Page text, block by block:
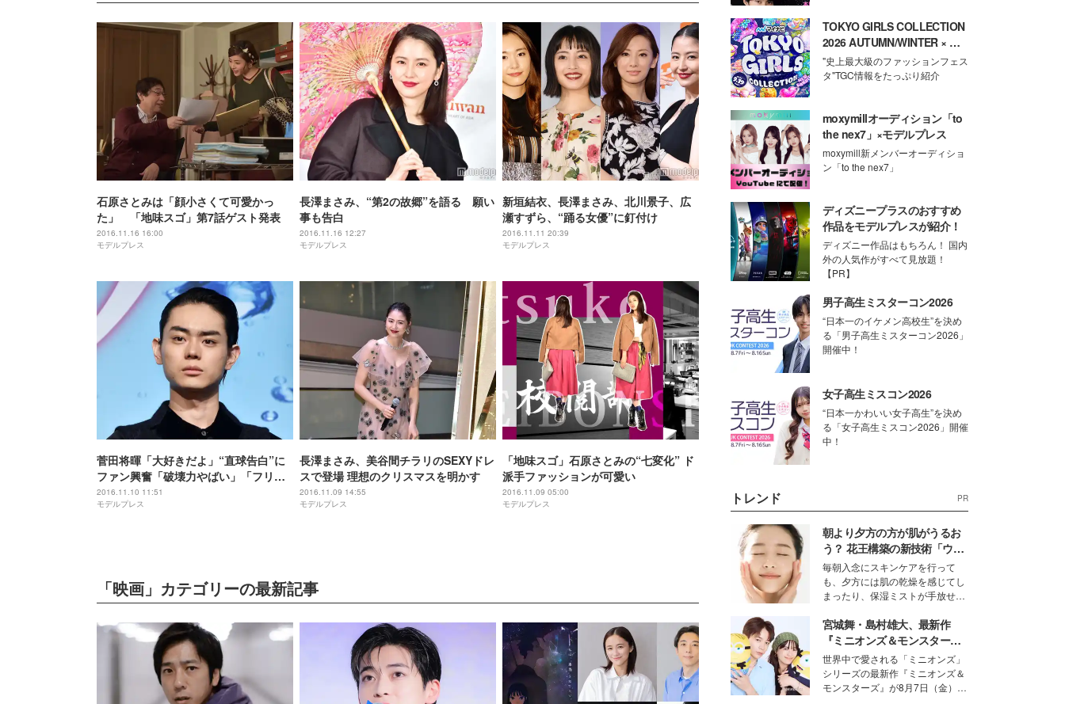
石原さとみは「顔小さくて可愛かっ
た」 「地味スゴ」第7話ゲスト発表
2016.11.16 16:00
モデルプレス
長澤まさみ、“第2の故郷”を語る 願い
事も告白
2016.11.16 12:27
モデルプレス
新垣結衣、長澤まさみ、北川景子、広
瀬すずら、“踊る女優”に釘付け
2016.11.11 20:39
モデルプレス
菅田将暉「大好きだよ」“直球告白”に
ファン興奮「破壊力やばい」「フリー
ズしそう」
2016.11.10 11:51
モデルプレス
長澤まさみ、美谷間チラリのSEXYドレ
スで登場 理想のクリスマスを明かす
2016.11.09 14:55
モデルプレス
「地味スゴ」石原さとみの“七変化” ド
派手ファッションが可愛い
2016.11.09 05:00
モデルプレス
「映画」カテゴリーの最新記事
TOKYO GIRLS COLLECTION
2026 AUTUMN/WINTER × モ
デルプレス
"史上最大級のファッションフェス
タ"TGC情報をたっぷり紹介
moxymillオーディション「to
the nex7」×モデルプレス
moxymill新メンバーオーディショ
ン「to the nex7」
ディズニープラスのおすすめ
作品をモデルプレスが紹介！
ディズニー作品はもちろん！ 国内
外の人気作がすべて見放題！
【PR】
男子高生ミスターコン2026
“日本一のイケメン高校生”を決め
る「男子高生ミスターコン2026」
開催中！
女子高生ミスコン2026
“日本一かわいい女子高生”を決め
る「女子高生ミスコン2026」開催
中！
トレンド PR
朝より夕方の方が肌がうるお
う？ 花王構築の新技術「ウォ
ーターキャプチャリングスキ
ン（捕水肌）」がスキンケア
の常識を変える予感
毎朝入念にスキンケアを行って
も、夕方には肌の乾燥を感じてし
まったり、保湿ミストが手放せな
な美容の常識を大きく変える可能
性を秘めた、革新的な「Water
Capturing Skin（ウォーターキャ
プチャリングスキン：捕水肌）」
技術を、花王が構築した。
宮城舞・島村雄大、最新作
『ミニオンズ＆モンスター
ズ』の魅力熱弁 ハチャメチャ
だけじゃない“友情と絆”に感
動
世界中で愛される「ミニオンズ」
シリーズの最新作『ミニオンズ＆
モンスターズ』が8月7日（金）に